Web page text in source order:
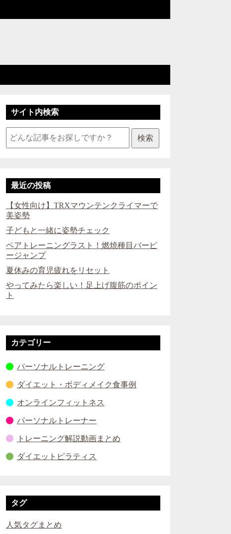
サイト内検索
検索
最近の投稿
【女性向け】TRXマウンテンクライマーで
美姿勢
子どもと一緒に姿勢チェック
ペアトレーニングラスト！燃焼種目バーピ
ージャンプ
夏休みの育児疲れをリセット
やってみたら楽しい！足上げ腹筋のポイン
ト
カテゴリー
パーソナルトレーニング
ダイエット・ボディメイク食事例
オンラインフィットネス
パーソナルトレーナー
トレーニング解説動画まとめ
ダイエットピラティス
タグ
人気タグまとめ